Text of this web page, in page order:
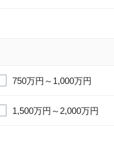
750万円～1,000万円
1,500万円～2,000万円